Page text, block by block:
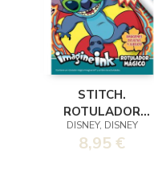
STITCH.
ROTULADOR
MÁGICO
DISNEY, DISNEY
8,95 €